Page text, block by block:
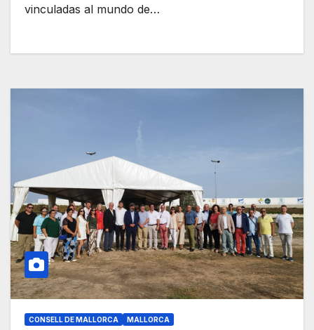
vinculadas al mundo de…
CONSELL DE MALLORCA MALLORCA